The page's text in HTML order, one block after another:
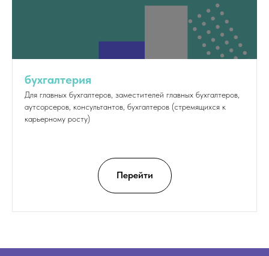
бухгалтерия
Для главных бухгалтеров, заместителей главных бухгалтеров,
аутсорсеров, консультантов, бухгалтеров (стремящихся к
карьерному росту)
Перейти